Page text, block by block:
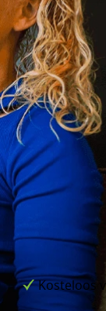
Kosteloos